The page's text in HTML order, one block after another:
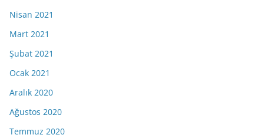
Nisan 2021
Mart 2021
Şubat 2021
Ocak 2021
Aralık 2020
Ağustos 2020
Temmuz 2020